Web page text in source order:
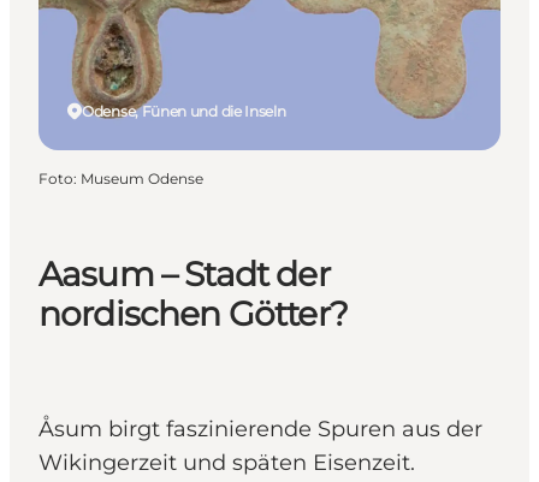
Aasum – Stadt der
nordischen Götter?
Åsum birgt faszinierende Spuren aus der
Wikingerzeit und späten Eisenzeit.
Odense, Fünen und die Inseln
Foto: Museum Odense